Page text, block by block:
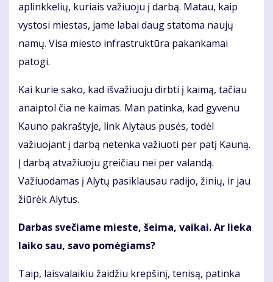
aplinkkelių, kuriais važiuoju į darbą. Matau, kaip
vystosi miestas, jame labai daug statoma naujų
namų. Visa miesto infrastruktūra pakankamai
patogi.
Kai kurie sako, kad išvažiuoju dirbti į kaimą, tačiau
anaiptol čia ne kaimas. Man patinka, kad gyvenu
Kauno pakraštyje, link Alytaus pusės, todėl
važiuojant į darbą netenka važiuoti per patį Kauną.
Į darbą atvažiuoju greičiau nei per valandą.
Važiuodamas į Alytų pasiklausau radijo, žinių, ir jau
žiūrėk Alytus.
Darbas svečiame mieste, šeima, vaikai. Ar lieka
laiko sau, savo pomėgiams?
Taip, laisvalaikiu žaidžiu krepšinį, tenisą, patinka